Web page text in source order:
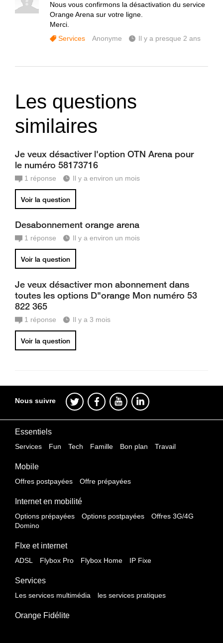
Nous vous confirmons la désactivation du service
Orange Arena sur votre ligne.
Merci.
Services
Anonyme Il y a presque 2 ans
Les questions
similaires
Je veux désactiver l'option OTN Arena pour
le numéro 58173716
1 réponse Il y a environ un mois
Voir la question
Desabonnement orange arena
1 réponse Il y a environ un mois
Voir la question
Je veux désactiver mon abonnement dans
toutes les options D"orange Mon numéro 53
822 365
1 réponse Il y a 3 mois
Voir la question
Nous suivre
Essentiels
Services Fun Tech Famille Bon plan Travail
Mobile
Offres postpayées Offre prépayées
Internet en mobilité
Options prépayées Options postpayées
Offres 3G/4G
Domino
FIxe et internet
ADSL Flybox Pro Flybox Home IP Fixe
Services
Les services multimédia les services pratiques
Orange Fidélite